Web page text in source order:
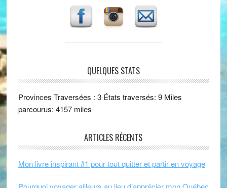
QUELQUES STATS
Provinces Traversées : 3 États traversés: 9 Miles
parcourus: 4157 miles
ARTICLES RÉCENTS
Mon livre inspirant #1 pour tout quitter et partir en voyage